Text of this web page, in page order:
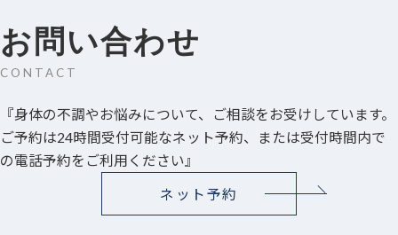
お問い合わせ
CONTACT
『身体の不調やお悩みについて、ご相談をお受けしています。
ご予約は24時間受付可能なネット予約、または受付時間内で
の電話予約をご利用ください』
ネット予約